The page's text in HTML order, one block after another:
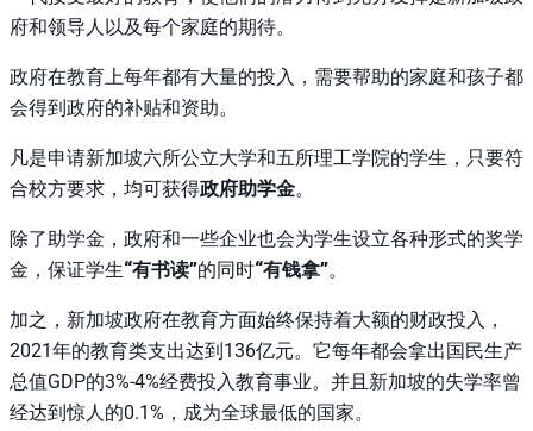
府和领导人以及每个家庭的期待。
政府在教育上每年都有大量的投入，需要帮助的家庭和孩子都
会得到政府的补贴和资助。
凡是申请新加坡六所公立大学和五所理工学院的学生，只要符
合校方要求，均可获得政府助学金。
除了助学金，政府和一些企业也会为学生设立各种形式的奖学
金，保证学生“有书读”的同时“有钱拿”。
加之，新加坡政府在教育方面始终保持着大额的财政投入，
2021年的教育类支出达到136亿元。它每年都会拿出国民生产
总值GDP的3%-4%经费投入教育事业。并且新加坡的失学率曾
经达到惊人的0.1%，成为全球最低的国家。